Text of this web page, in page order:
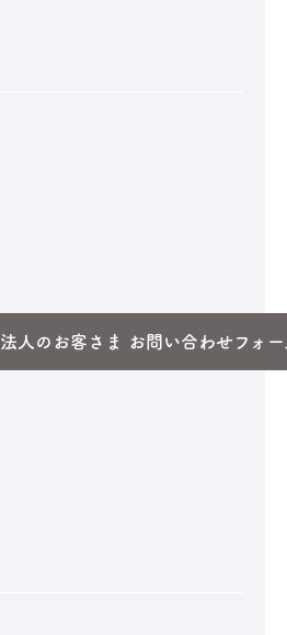
法人のお客さま お問い合わせフォー